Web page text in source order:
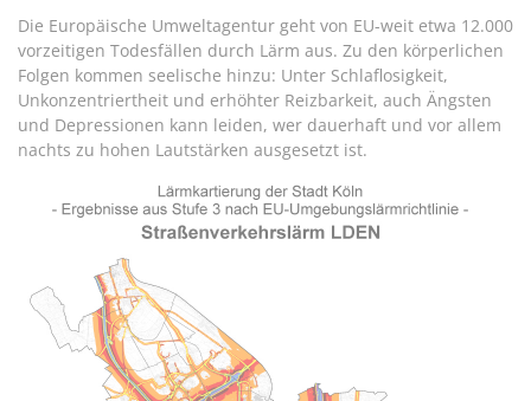
Die Europäische Umweltagentur geht von EU-weit etwa 12.000
vorzeitigen Todesfällen durch Lärm aus. Zu den körperlichen
Folgen kommen seelische hinzu: Unter Schlaflosigkeit,
Unkonzentriertheit und erhöhter Reizbarkeit, auch Ängsten
und Depressionen kann leiden, wer dauerhaft und vor allem
nachts zu hohen Lautstärken ausgesetzt ist.